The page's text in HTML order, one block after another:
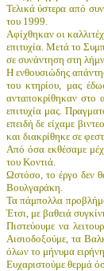
Τελικά ύστερα από
του 1999.
Αφίχθηκαν οι
επιτυχία. Μετά το
σε συνάντηση στη
Η ενθουσιώδης
του κτηρίου, μας
ανταποκρίθηκαν στο
επιτυχία μας.
επειδή δε είχαμε
και διακρίθηκε σε
Από όσα εκθέσαμε
του Κοντιά.
Ωστόσο, το έργο δεν
Βουλγαράκη.
Τα πάμπολλα
Έτσι, με βαθειά
Πιστεύουμε να
Αισιοδοξούμε, τα
όλων το μήνυμα
Ευχαριστούμε θερμά